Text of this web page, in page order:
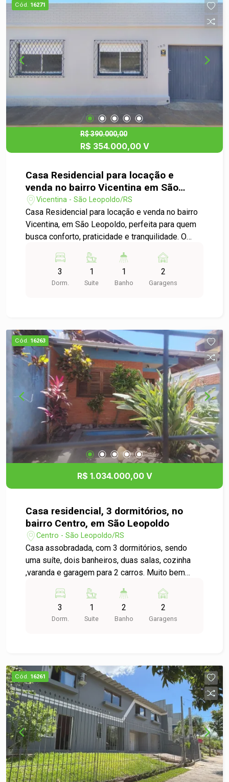
Cód. 16271
R$ 390.000,00
R$ 354.000,00 V
Casa Residencial para locação e
venda no bairro Vicentina em São
Leopoldo.
Vicentina - São Leopoldo/RS
Casa Residencial para locação e venda no bairro
Vicentina, em São Leopoldo, perfeita para quem
busca conforto, praticidade e tranquilidade. O
moradia, dispõe de 3 dormitórios, sendo 1 suíte,
garantindo privacidade e conforto. Possui duas
salas amplas, além de uma sala de jantar,
integrada a um pátio gramado, um espaço
perfeito para momentos de lazer, descanso e
confraternizações ao ar livre. Um grande
diferencial deste imóvel é que ele faz fundos
para uma rua sem saída, com acesso de
garagem, oferecendo ainda mais segurança,
tranquilidade e praticidade, inclusive com a opção
de acesso pelos fundos da residência. Esta
localizado próximo ao comércio local, e de fácil
acesso ao Centro da cidade. Agende sua visita e
venha conhecer o seu novo lar!
3
Dorm.
1
Suite
1
Banho
2
Garagens
Cód. 16263
R$ 1.034.000,00 V
Casa residencial, 3 dormitórios, no
bairro Centro, em São Leopoldo
Centro - São Leopoldo/RS
Casa assobradada, com 3 dormitórios, sendo
uma suíte, dois banheiros, duas salas, cozinha
,varanda e garagem para 2 carros. Muito bem
Rodoviária, Escolas e mercados. Possui fácil
acesso a BR116
3
Dorm.
1
Suite
2
Banho
2
Garagens
Cód. 16261